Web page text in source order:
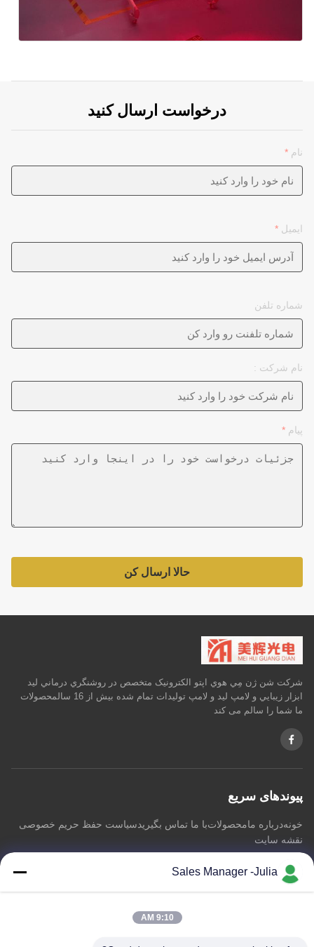
درخواست ارسال کنید
نام *
ایمیل *
شماره تلفن
نام شرکت :
پیام *
حالا ارسال کن
شرکت شن ژن مِي هوي اپتو الکترونيک متخصص در روشنگري درماني ليد
ابزار زيبايي و لامپ ليد و لامپ توليدات تمام شده بيش از 16 سالمحصولات
ما شما را سالم می کند
پیوندهای سریع
خونهدرباره مامحصولاتبا ما تماس بگیریدسیاست حفظ حریم خصوصی
نقشه سایت
با ما تماس بگیرید
Sales Manager -Julia
9:10 AM